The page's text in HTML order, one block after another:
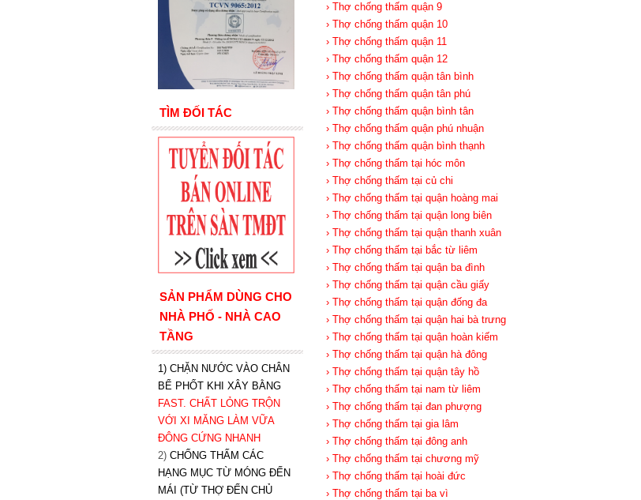
› Thợ chống thấm quận 9
› Thợ chống thấm quận 10
› Thợ chống thấm quận 11
› Thợ chống thấm quận 12
› Thợ chống thấm quận tân bình
› Thợ chống thấm quận tân phú
› Thợ chống thấm quận bình tân
› Thợ chống thấm quận phú nhuận
› Thợ chống thấm quận bình thạnh
› Thợ chống thấm tại hóc môn
› Thợ chống thấm tại củ chi
› Thợ chống thấm tại quận hoàng mai
› Thợ chống thấm tại quận long biên
› Thợ chống thấm tại quận thanh xuân
› Thợ chống thấm tại bắc từ liêm
› Thợ chống thấm tại quận ba đình
› Thợ chống thấm tại quận cầu giấy
› Thợ chống thấm tại quận đống đa
› Thợ chống thấm tại quận hai bà trưng
› Thợ chống thấm tại quận hoàn kiếm
› Thợ chống thấm tại quận hà đông
› Thợ chống thấm tại quận tây hồ
› Thợ chống thấm tại nam từ liêm
› Thợ chống thấm tại đan phượng
› Thợ chống thấm tại gia lâm
› Thợ chống thấm tại đông anh
› Thợ chống thấm tại chương mỹ
› Thợ chống thấm tại hoài đức
› Thợ chống thấm tại ba vì
TÌM ĐỐI TÁC
SẢN PHẨM DÙNG CHO
NHÀ PHỐ - NHÀ CAO
TẦNG
1) CHẶN NƯỚC VÀO CHÂN
BỂ PHỐT KHI XÂY BẰNG
FAST. CHẤT LỎNG TRỘN
VỚI XI MĂNG LÀM VỮA
ĐÔNG CỨNG NHANH
2) CHỐNG THẤM CÁC
HẠNG MỤC TỪ MÓNG ĐẾN
MÁI (TỪ THỢ ĐẾN CHỦ